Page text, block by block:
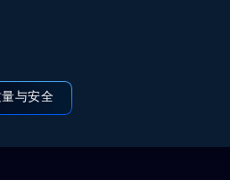
与安全